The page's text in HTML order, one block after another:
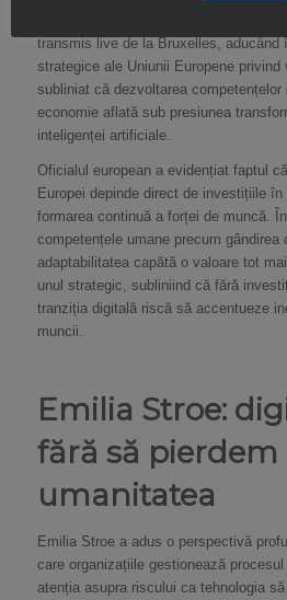
transmis live de la Bruxelles, aducând
strategice ale Uniunii Europene
subliniat că dezvoltarea
economie aflată sub presiunea
inteligenței artificiale.
Oficialul european a evidențiat faptul
Europei depinde direct de investițiile
formarea continuă a forței de muncă.
competențele umane precum gândirea
adaptabilitatea capătă o valoare tot
unul strategic, subliniind că fără
tranziția digitală riscă să accentueze
muncii.
Emilia Stroe:
fără să pierdem
umanitatea
Emilia Stroe a adus o perspectivă
care organizațiile gestionează
atenția asupra riscului ca tehnologia